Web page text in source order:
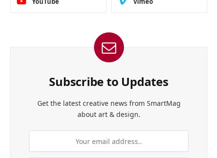
Subscribe to Updates
Get the latest creative news from SmartMag
about art & design.